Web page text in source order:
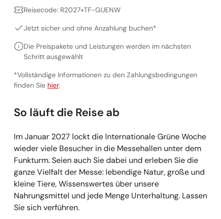
So läuft die Reise ab
Im Januar 2027 lockt die Internationale Grüne Woche
wieder viele Besucher in die Messehallen unter dem
Funkturm. Seien auch Sie dabei und erleben Sie die
ganze Vielfalt der Messe: lebendige Natur, große und
kleine Tiere, Wissenswertes über unsere
Nahrungsmittel und jede Menge Unterhaltung. Lassen
Sie sich verführen.
Reisecode: R2027+TF-GUENW
Jetzt sicher und ohne Anzahlung buchen*
Die Preispakete und Leistungen werden im nächsten
Schritt ausgewählt
*Vollständige Informationen zu den Zahlungsbedingungen
finden Sie Vollständige Informationen zu den
hier.